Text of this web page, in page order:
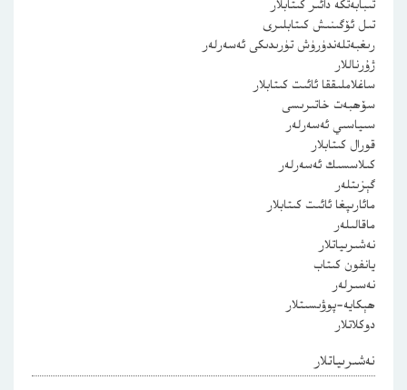
تىبابەتكە دائىر كىتابلار
تىل ئۆگىنىش كىتابلىرى
رىغبەتلەندۈرۈش تۈرىدىكى ئەسەرلەر
ژۇرناللار
ساغلاملىققا ئائىت كىتابلار
سۆھبەت خاتىرىسى
سىياسىي ئەسەرلەر
قورال كىتابلار
كىلاسسىك ئەسەرلەر
گېزىتلەر
مائارىپغا ئائىت كىتابلار
ماقالىلەر
نەشىرىياتلار
يانفون كىتاب
نەسىرلەر
ھېكايە-پوۋىسىتلار
دوكلاتلار
نەشىرىياتلار